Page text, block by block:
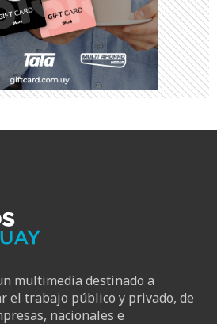
multimedia destinado a
el trabajo público y privado, de
nacionales e